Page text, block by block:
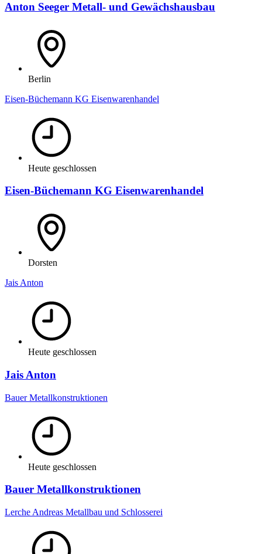
Anton Seeger Metall- und Gewächshausbau
Berlin
Eisen-Büchemann KG Eisenwarenhandel
Heute geschlossen
Eisen-Büchemann KG Eisenwarenhandel
Dorsten
Jais Anton
Heute geschlossen
Jais Anton
Bauer Metallkonstruktionen
Heute geschlossen
Bauer Metallkonstruktionen
Lerche Andreas Metallbau und Schlosserei